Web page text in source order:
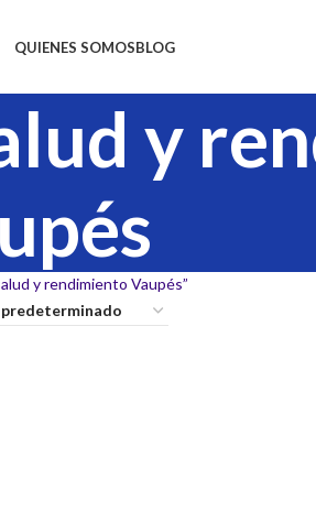
QUIENES SOMOSBLOG
y
y rendimiento Vaupés”